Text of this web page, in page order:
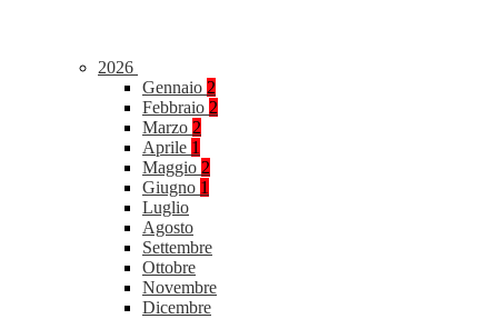
2026
Gennaio 2
Febbraio 2
Marzo 2
Aprile 1
Maggio 2
Giugno 1
Luglio
Agosto
Settembre
Ottobre
Novembre
Dicembre